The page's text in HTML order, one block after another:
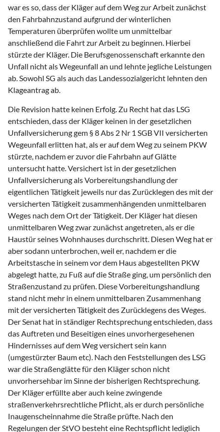
war es so, dass der Kläger auf dem Weg zur Arbeit zunächst
den Fahrbahnzustand aufgrund der winterlichen
Temperaturen überprüfen wollte um unmittelbar
anschließend die Fahrt zur Arbeit zu beginnen. Hierbei
stürzte der Kläger. Die Berufsgenossenschaft erkannte den
Unfall nicht als Wegeunfall an und lehnte jegliche Leistungen
ab. Sowohl SG als auch das Landessozialgericht lehnten den
Klageantrag ab.
Die Revision hatte keinen Erfolg. Zu Recht hat das LSG
entschieden, dass der Kläger keinen in der gesetzlichen
Unfallversicherung gem § 8 Abs 2 Nr 1 SGB VII versicherten
Wegeunfall erlitten hat, als er auf dem Weg zu seinem PKW
stürzte, nachdem er zuvor die Fahrbahn auf Glätte
untersucht hatte. Versichert ist in der gesetzlichen
Unfallversicherung als Vorbereitungshandlung der
eigentlichen Tätigkeit jeweils nur das Zurücklegen des mit der
versicherten Tätigkeit zusammenhängenden unmittelbaren
Weges nach dem Ort der Tätigkeit. Der Kläger hat diesen
unmittelbaren Weg zwar zunächst angetreten, als er die
Haustür seines Wohnhauses durchschritt. Diesen Weg hat er
aber sodann unterbrochen, weil er, nachdem er die
Arbeitstasche in seinem vor dem Haus abgestellten PKW
abgelegt hatte, zu Fuß auf die Straße ging, um persönlich den
Straßenzustand zu prüfen. Diese Vorbereitungshandlung
stand nicht mehr in einem unmittelbaren Zusammenhang
mit der versicherten Tätigkeit des Zurücklegens des Weges.
Der Senat hat in ständiger Rechtsprechung entschieden, dass
das Auftreten und Beseitigen eines unvorhergesehenen
Hindernisses auf dem Weg versichert sein kann
(umgestürzter Baum etc). Nach den Feststellungen des LSG
war die Straßenglätte für den Kläger schon nicht
unvorhersehbar im Sinne der bisherigen Rechtsprechung.
Der Kläger erfüllte aber auch keine zwingende
straßenverkehrsrechtliche Pflicht, als er durch persönliche
Inaugenscheinnahme die Straße prüfte. Nach den
Regelungen der StVO besteht eine Rechtspflicht lediglich